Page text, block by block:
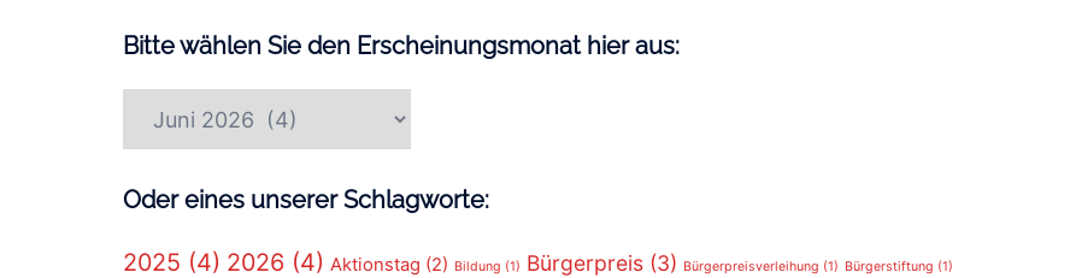
Bitte wählen Sie den Erscheinungsmonat hier aus:
Oder eines unserer Schlagworte:
2025 (4) 2026 (4) Aktionstag (2) Bildung (1) Bürgerpreis (3) Bürgerpreisverleihung (1) Bürgerstiftung (1)